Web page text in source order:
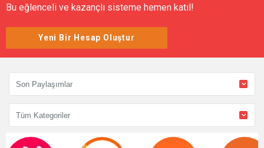
Bu eğlenceli ve kazançlı sisteme hemen katıl!
Yeni Bir Hesap Oluştur